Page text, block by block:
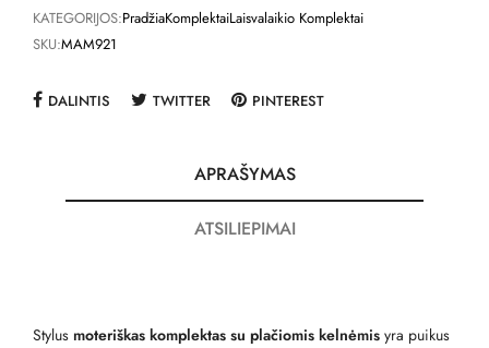
KATEGORIJOS:PradžiaKomplektaiLaisvalaikio Komplektai
SKU:MAM921
DALINTIS TWITTER PINTEREST
APRAŠYMAS
ATSILIEPIMAI
Stylus moteriškas komplektas su plačiomis kelnėmis yra puikus